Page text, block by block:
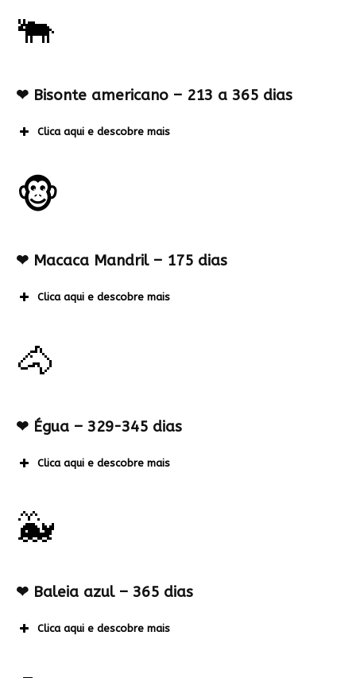
🐃
❤ Bisonte americano – 213 a 365 dias
Clica aqui e descobre mais
🐵
❤ Macaca Mandril – 175 dias
Clica aqui e descobre mais
🐴
❤ Égua – 329-345 dias
Clica aqui e descobre mais
🐳
❤ Baleia azul – 365 dias
Clica aqui e descobre mais